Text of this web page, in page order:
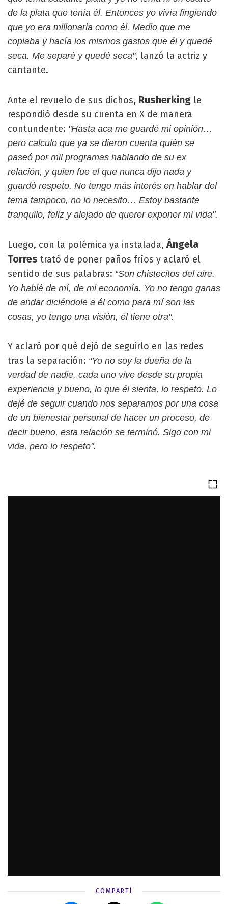
de la plata que tenía él. Entonces yo vivía fingiendo
que yo era millonaria como él. Medio que me
copiaba y hacía los mismos gastos que él y quedé
seca. Me separé y quedé seca", lanzó la actriz y
cantante.
Ante el revuelo de sus dichos, Rusherking le
respondió desde su cuenta en X de manera
contundente: "Hasta aca me guardé mi opinión…
pero calculo que ya se dieron cuenta quién se
paseó por mil programas hablando de su ex
relación, y quien fue el que nunca dijo nada y
guardó respeto. No tengo más interés en hablar del
tema tampoco, no lo necesito… Estoy bastante
tranquilo, feliz y alejado de querer exponer mi vida".
Luego, con la polémica ya instalada,Ángela
Torres trató de poner paños fríos y aclaró el
sentido de sus palabras: “Son chistecitos del aire.
Yo hablé de mí, de mi economía. Yo no tengo ganas
de andar diciéndole a él como para mí son las
cosas, yo tengo una visión, él tiene otra".
Y aclaró por qué dejó de seguirlo en las redes
tras la separación: “Yo no soy la dueña de la
verdad de nadie, cada uno vive desde su propia
experiencia y bueno, lo que él sienta, lo respeto. Lo
dejé de seguir cuando nos separamos por una cosa
de un bienestar personal de hacer un proceso, de
decir bueno, esta relación se terminó. Sigo con mi
vida, pero lo respeto".
COMPARTÍ